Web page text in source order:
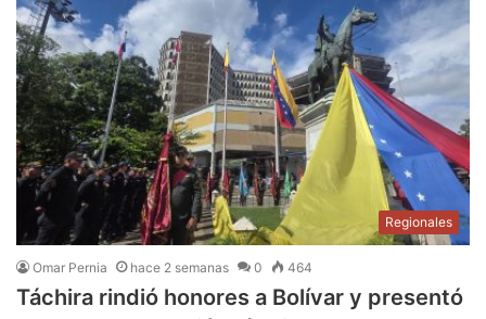
Regionales
Omar Pernia hace 2 semanas 0 464
Táchira rindió honores a Bolívar y presentó